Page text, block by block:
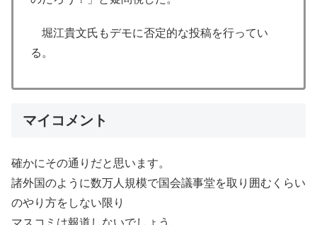
堀江貴文氏もデモに否定的な投稿を行ってい
る。
マイコメント
確かにその通りだと思います。
諸外国のように数万人規模で国会議事堂を取り囲むくらい
のやり方をしない限り
マスコミは報道しないでしょう。